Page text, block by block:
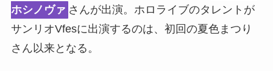
ホシノヴァ さんが出演。ホロライブのタレントが
サンリオVfesに出演するのは、初回の夏色まつり
さん以来となる。